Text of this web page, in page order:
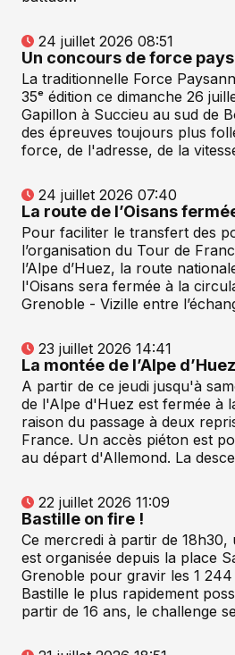
24 juillet 2026 08:51
Un concours de force
La traditionnelle Force
35ᵉ édition ce dimanche 26
Gapillon à Succieu au sud de
des épreuves toujours plus
force, de l'adresse, de la
24 juillet 2026 07:40
La route de l’Oisans
Pour faciliter le transfert des
l’organisation du Tour de
l’Alpe d’Huez, la route
l'Oisans sera fermée à la
Grenoble - Vizille entre
23 juillet 2026 14:41
La montée de l’Alpe
A partir de ce jeudi jusqu'à
de l'Alpe d'Huez est fermée à
raison du passage à deux
France. Un accès piéton est
au départ d'Allemond. La
22 juillet 2026 11:09
Bastille on fire !
Ce mercredi à partir de
est organisée depuis la place
Grenoble pour gravir les 1
Bastille le plus rapidement
partir de 16 ans, le challenge